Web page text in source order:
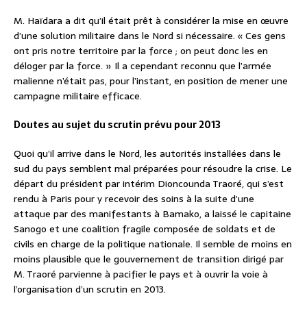
M. Haïdara a dit qu’il était prêt à considérer la mise en œuvre
d’une solution militaire dans le Nord si nécessaire. « Ces gens
ont pris notre territoire par la force ; on peut donc les en
déloger par la force. » Il a cependant reconnu que l’armée
malienne n’était pas, pour l’instant, en position de mener une
campagne militaire efficace.
Doutes au sujet du scrutin prévu pour 2013
Quoi qu’il arrive dans le Nord, les autorités installées dans le
sud du pays semblent mal préparées pour résoudre la crise. Le
départ du président par intérim Dioncounda Traoré, qui s’est
rendu à Paris pour y recevoir des soins à la suite d’une
attaque par des manifestants à Bamako, a laissé le capitaine
Sanogo et une coalition fragile composée de soldats et de
civils en charge de la politique nationale. Il semble de moins en
moins plausible que le gouvernement de transition dirigé par
M. Traoré parvienne à pacifier le pays et à ouvrir la voie à
l’organisation d’un scrutin en 2013.